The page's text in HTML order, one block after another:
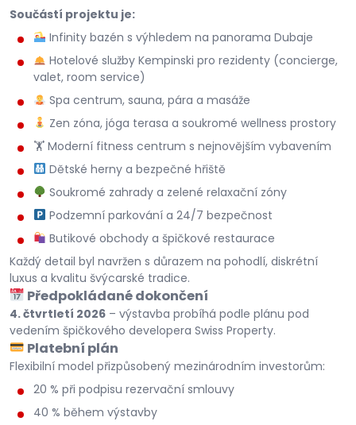
Součástí projektu je:
Infinity bazén s výhledem na panorama Dubaje
Hotelové služby Kempinski pro rezidenty (concierge,
valet, room service)
Spa centrum, sauna, pára a masáže
Zen zóna, jóga terasa a soukromé wellness prostory
🏋️ Moderní fitness centrum s nejnovějším vybavením
Dětské herny a bezpečné hřiště
Soukromé zahrady a zelené relaxační zóny
Podzemní parkování a 24/7 bezpečnost
Butikové obchody a špičkové restaurace
Každý detail byl navržen s důrazem na pohodlí, diskrétní
luxus a kvalitu švýcarské tradice.
Předpokládané dokončení
4. čtvrtletí 2026 – výstavba probíhá podle plánu pod
vedením špičkového developera Swiss Property.
Platební plán
Flexibilní model přizpůsobený mezinárodním investorům:
20 % při podpisu rezervační smlouvy
40 % během výstavby